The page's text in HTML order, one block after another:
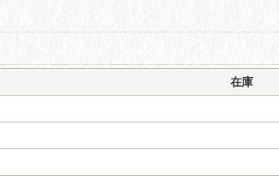
在庫